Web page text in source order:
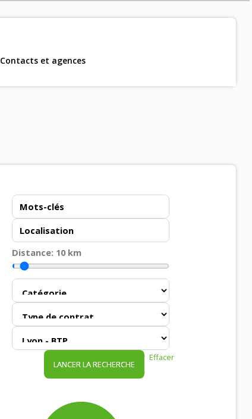
Contacts et agences
Distance: 10km
LANCER LA RECHERCHE
Effacer